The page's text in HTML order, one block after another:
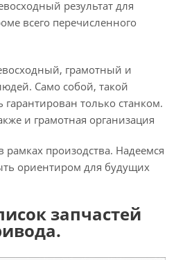
результат для
всего перечисленного
грамотный и
Само собой, такой
гарантирован только станком.
и грамотная организация
рамках произодства. Надеемся
ориентиром для будущих
запчастей